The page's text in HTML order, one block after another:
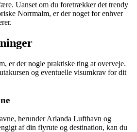
Uanset om du foretrækker det trendy
Norrmalm, er der noget for enhver
er der nogle praktiske ting at overveje.
og eventuelle visumkrav for dit
herunder Arlanda Lufthavn og
af din flyrute og destination, kan du